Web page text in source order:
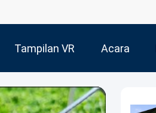
Tampilan VR Acara